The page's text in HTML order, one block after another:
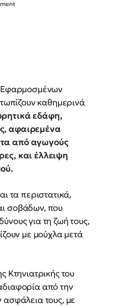
Εφαρμοσμένων
καθημερινά
εδάφη,
αφαιρεμένα
από αγωγούς
και έλλειψη
τα περιστατικά,
σοβάδων, που
για τη ζωή τους,
με μούχλα μετά
Κτηνιατρικής του
από την
τους, με